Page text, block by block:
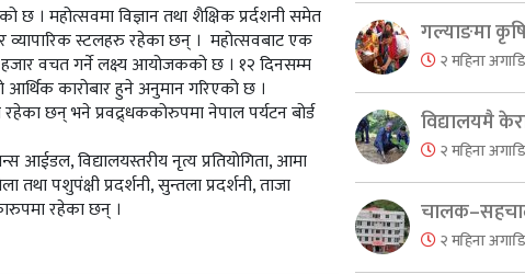
महोत्सवमा विज्ञान तथा शैक्षिक प्रर्दशनी समेत
व्यापारिक स्टलहरु रहेका छन् । महोत्सवबाट एक
वचत गर्ने लक्ष्य आयोजकको छ । १२ दिनसम्म
कारोबार हुने अनुमान गरिएको छ ।
छन् भने प्रवद्र्धककोरुपमा नेपाल पर्यटन बोर्ड
आईडल, विद्यालयस्तरीय नृत्य प्रतियोगिता, आमा
तथा पशुपंक्षी प्रदर्शनी, सुन्तला प्रदर्शनी, ताजा
रहेका छन् ।
गल्याङमा
२ महिना अगाडि
विद्यालयमै
२ महिना अगाडि
२ महिना अगाडि